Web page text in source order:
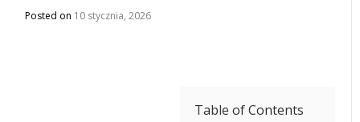
Posted on 10 stycznia, 2026
Table of Contents